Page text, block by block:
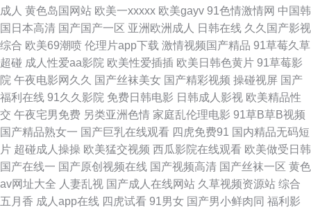
品自精品 欧美大片1688 日韩新片www 亚洲欧美ts热舞 91麻豆国产蜜臀 啊v
在线 蜜桃91无需下载 五月天婷婷专区7 伊人福利在线 天天射射 成人日B福
利视频 九一黄色仓库 欧美成人第一页 日韩勉费A片 亚洲喷水在线 99久久偷
91丝足 超碰欧美成人 国产欧美二 久草精品系列 日本91视频 无码不卡一区二
区 在线观看伦理 91真人实操 成人永久 黑丝国产素人 老熟女精品视频1 人人
成人 黄色岛国网站 欧美一xxxxx 欧美gayv 91色情激情网 中国韩
国日本高清 国产国产一区 亚洲欧洲成人 日韩在线 久久国产影视
综合 欧美69潮喷 伦理片app下载 激情视频国产精品 91草莓久草
超碰 成人性爱aa影院 欧美性爱插插 欧美日韩色黄片 91草莓影
院 午夜电影网久久 国产丝袜美女 国产精彩视频 操碰视屏 国产
福利在线 91久久影院 免费日韩电影 日韩成人影视 欧美精品性
交 午夜宅男免费 另类亚洲色情 家庭乱伦理电影 91草B草B视频
国产精品熟女一 国产巨乳在线观看 四虎免费91 国内精品无码短
片 超碰成人操操 欧美猛交视频 西瓜影院在线观看 欧美做受日韩
国产在线一 国产原创视频在线 国产视频高清 国产丝袜一区 黄色
av网址大全 人妻乱视 国产成人在线网站 久草视频资源站 综合
五月香 成人app在线 四虎试看 91男女 国产男小鲜肉同 福利影